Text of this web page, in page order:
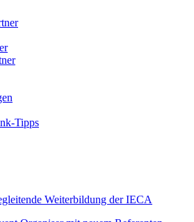
Tipps
Weiterbildung der IECA